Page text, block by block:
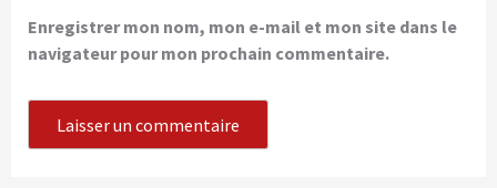
Enregistrer mon nom, mon e-mail et mon site dans le
navigateur pour mon prochain commentaire.